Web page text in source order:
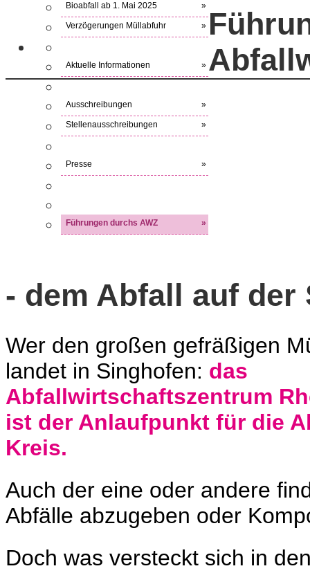
Bioabfall ab 1. Mai 2025 »
Verzögerungen Müllabfuhr »
Aktuelle Informationen »
Ausschreibungen »
Stellenausschreibungen »
Presse »
Führungen durchs AWZ »
- dem Abfall auf der
Wer den großen gefräßigen
landet in Singhofen: das
Abfallwirtschaftszentrum
ist der Anlaufpunkt für die
Kreis.
Auch der eine oder andere
Abfälle abzugeben oder
Doch was versteckt sich in